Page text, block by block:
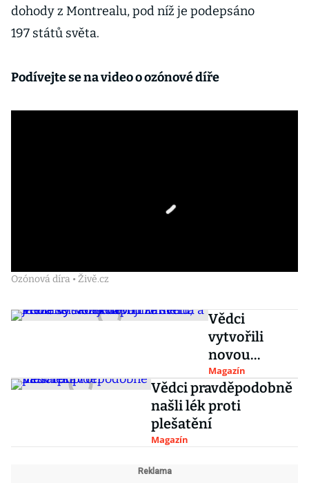
dohody z Montrealu, pod níž je podepsáno
197 států světa.
Podívejte se na video o ozónové díře
Ozónová díra • Živě.cz
Vědci
vytvořili
novou
kameru,
která se
sama napájí
ze světla a je
menší než
Magazín
Vědci pravděpodobně
našli lék proti
plešatění
Magazín